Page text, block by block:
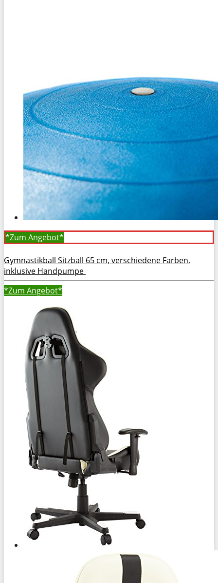
*Zum Angebot*
Gymnastikball Sitzball 65 cm, verschiedene Farben,
inklusive Handpumpe
*Zum Angebot*